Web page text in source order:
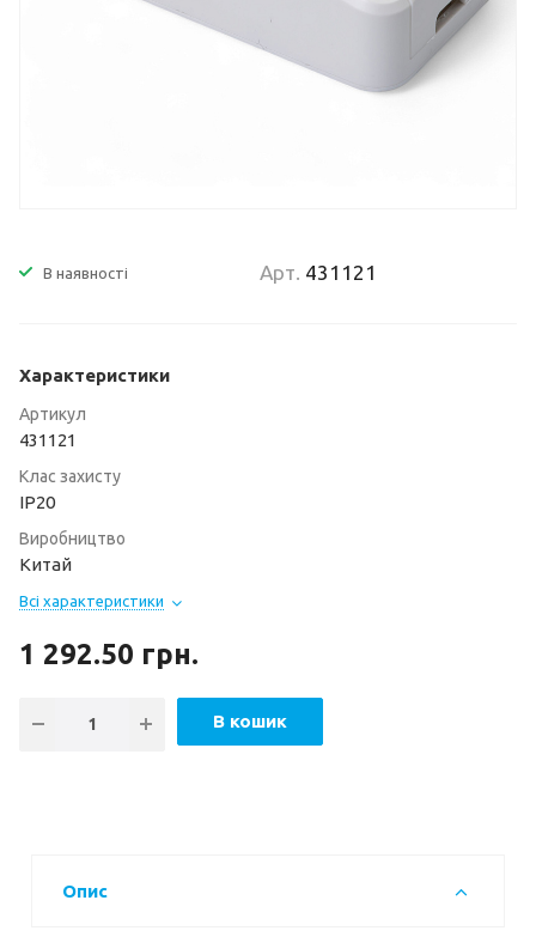
В наявності Арт. 431121
Характеристики
Артикул
431121
Клас захисту
ІР20
Виробництво
Китай
Всі характеристики
1 292.50 грн.
В кошик
Опис